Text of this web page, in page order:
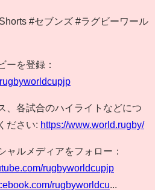
#セブンズ #ラグビーワール
ーを登録：
、各試合のハイライトなどにつ
ださい: https://www.world.rugby/
ャルメディアをフォロー：
rugbyworldcupjp
rugbyworldcu